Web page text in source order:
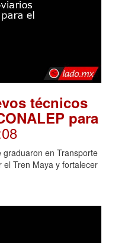
técnicos
para
graduaron en Transporte
el Tren Maya y fortalecer